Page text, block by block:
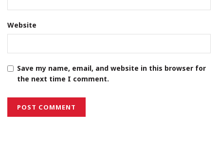
Website
Save my name, email, and website in this browser for
the next time I comment.